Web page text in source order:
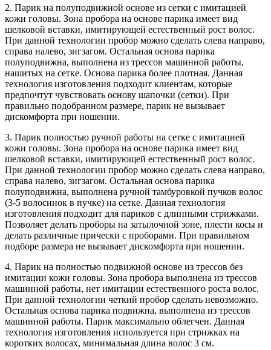
2. Парик на полуподвижной основе из сетки с имитацией
кожи головы. Зона пробора на основе парика имеет вид
шелковой вставки, имитирующей естественный рост волос.
При данной технологии пробор можно сделать слева направо,
справа налево, зигзагом. Остальная основа парика
полуподвижна, выполнена из трессов машинной работы,
нашитых на сетке. Основа парика более плотная. Данная
технология изготовления подходит клиентам, которые
предпочтут чувствовать основу шапочки (сетки). При
правильно подобранном размере, парик не вызывает
дискомфорта при ношении.
3. Парик полностью ручной работы на сетке с имитацией
кожи головы. Зона пробора на основе парика имеет вид
шелковой вставки, имитирующей естественный рост волос.
При данной технологии пробор можно сделать слева направо,
справа налево, зигзагом. Остальная основа парика
полуподвижна, выполнена ручной тамбуровкой пучков волос
(3-5 волосинок в пучке) на сетке. Данная технология
изготовления подходит для париков с длинными стрижками.
Позволяет делать проборы на затылочной зоне, плести косы и
делать различные прически с проборами. При правильном
подборе размера не вызывает дискомфорта при ношении.
4. Парик на полностью подвижной основе из трессов без
имитации кожи головы. Зона пробора выполнена из трессов
машинной работы, нет имитации естественного роста волос.
При данной технологии четкий пробор сделать невозможно.
Остальная основа парика подвижна, выполнена из трессов
машинной работы. Парик максимально облегчен. Данная
технология изготовления используется при стрижках на
коротких волосах, минимальная длина волос 3 см.